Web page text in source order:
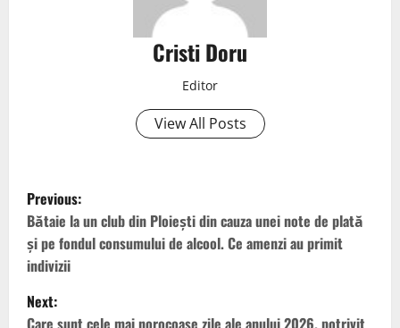
Cristi Doru
Editor
View All Posts
Previous:
Bătaie la un club din Ploiești din cauza unei note de plată
și pe fondul consumului de alcool. Ce amenzi au primit
indivizii
Next:
Care sunt cele mai norocoase zile ale anului 2026, potrivit